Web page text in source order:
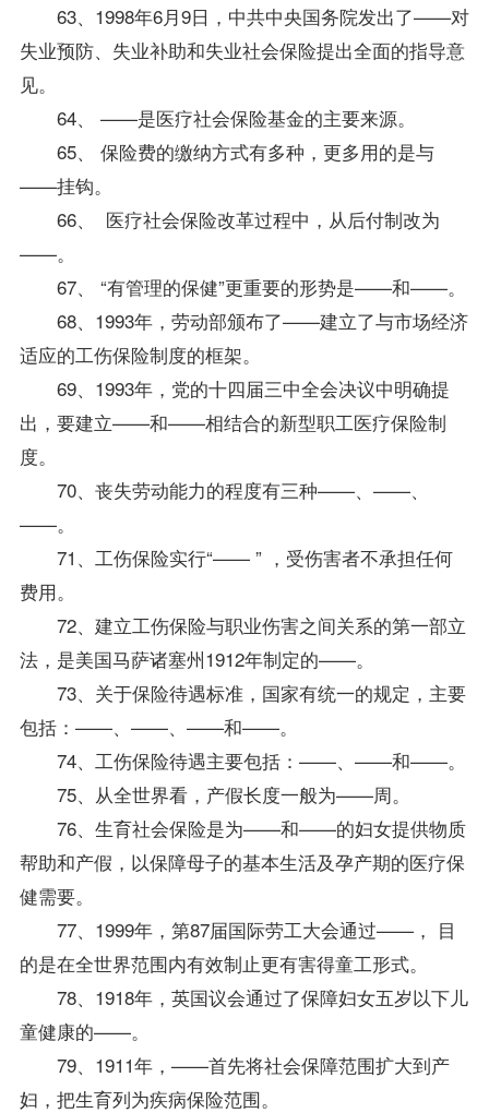
63、1998年6月9日，中共中央国务院发出了——对
失业预防、失业补助和失业社会保险提出全面的指导意
见。
64、 ——是医疗社会保险基金的主要来源。
65、 保险费的缴纳方式有多种，更多用的是与
——挂钩。
66、 医疗社会保险改革过程中，从后付制改为
——。
67、 “有管理的保健”更重要的形势是——和——。
68、1993年，劳动部颁布了——建立了与市场经济
适应的工伤保险制度的框架。
69、1993年，党的十四届三中全会决议中明确提
出，要建立——和——相结合的新型职工医疗保险制
度。
70、丧失劳动能力的程度有三种——、——、
——。
71、工伤保险实行“—— ” ，受伤害者不承担任何
费用。
72、建立工伤保险与职业伤害之间关系的第一部立
法，是美国马萨诸塞州1912年制定的——。
73、关于保险待遇标准，国家有统一的规定，主要
包括：——、——、——和——。
74、工伤保险待遇主要包括：——、——和——。
75、从全世界看，产假长度一般为——周。
76、生育社会保险是为——和——的妇女提供物质
帮助和产假，以保障母子的基本生活及孕产期的医疗保
健需要。
77、1999年，第87届国际劳工大会通过——， 目
的是在全世界范围内有效制止更有害得童工形式。
78、1918年，英国议会通过了保障妇女五岁以下儿
童健康的——。
79、1911年，——首先将社会保障范围扩大到产
妇，把生育列为疾病保险范围。